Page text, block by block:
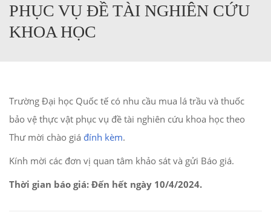
PHỤC VỤ ĐỀ TÀI NGHIÊN CỨU
KHOA HỌC
Trường Đại học Quốc tế có nhu cầu mua lá trầu và thuốc
bảo vệ thực vật phục vụ đề tài nghiên cứu khoa học theo
Thư mời chào giá đính kèm.
Kính mời các đơn vị quan tâm khảo sát và gửi Báo giá.
Thời gian báo giá: Đến hết ngày 10/4/2024.